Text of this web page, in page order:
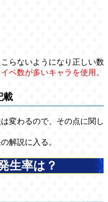
らないようになり正しい数
ベ数が多いキャラを使用。
載
変わるので、その点に関し
解説に入る。
生率は？